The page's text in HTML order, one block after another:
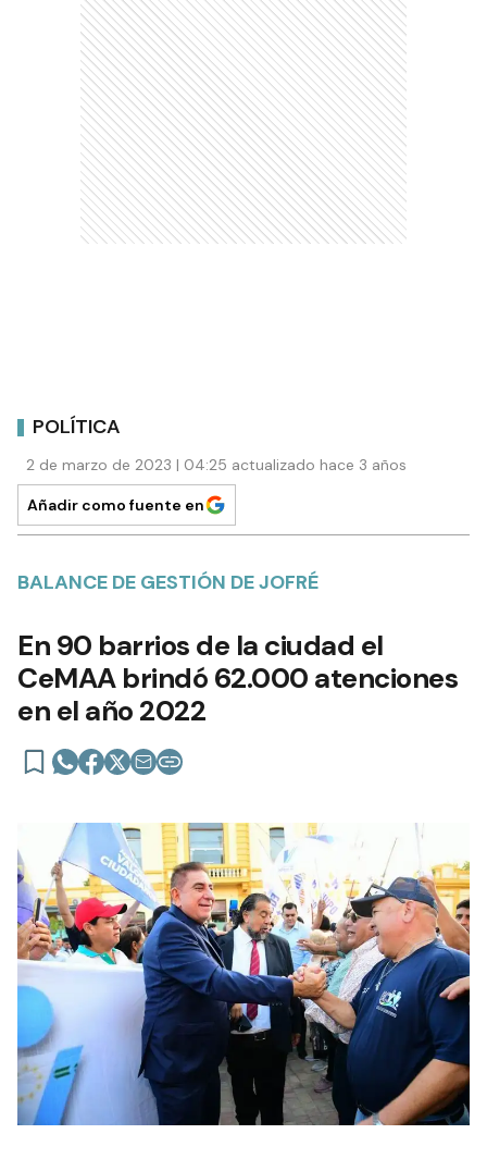
POLÍTICA
2 de marzo de 2023 | 04:25 actualizado hace 3 años
Añadir como fuente en
BALANCE DE GESTIÓN DE JOFRÉ
En 90 barrios de la ciudad el
CeMAA brindó 62.000 atenciones
en el año 2022